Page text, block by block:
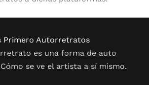
Primero Autorretratos
es una forma de auto
se ve el artista a sí mismo.